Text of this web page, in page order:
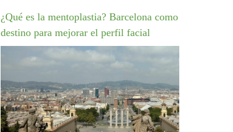
¿Qué es la mentoplastia? Barcelona como
destino para mejorar el perfil facial